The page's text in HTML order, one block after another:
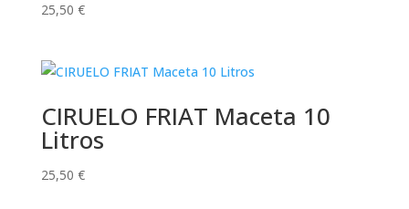
25,50 €
CIRUELO FRIAT Maceta 10
Litros
25,50 €